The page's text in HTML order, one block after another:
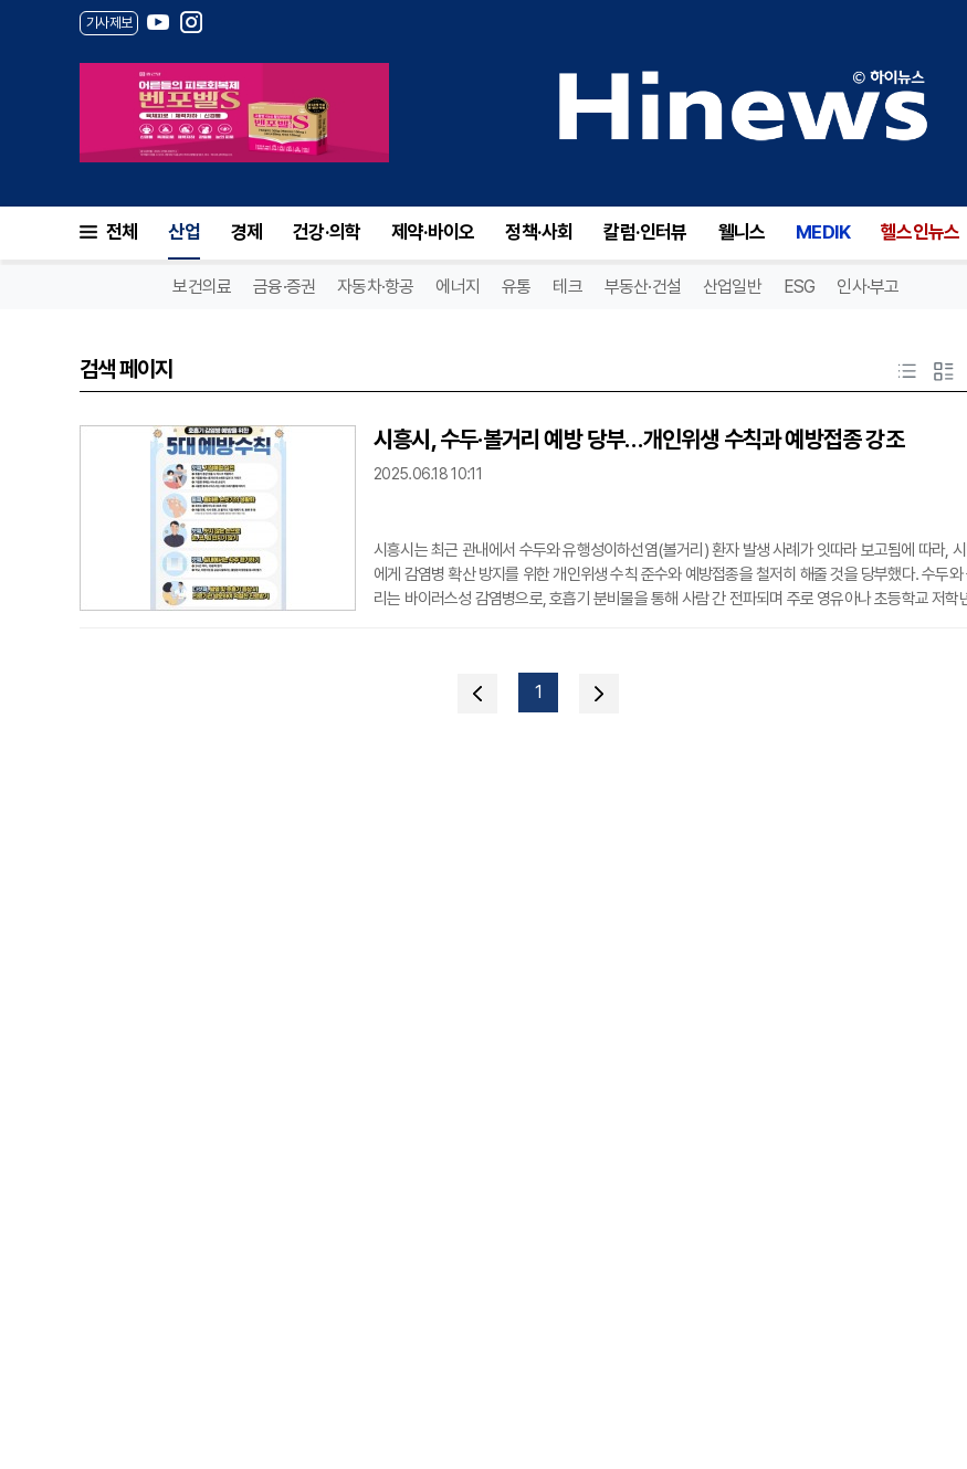
기사제보
전체 산업 경제 건강·의학 제약·바이오 정책·사회 칼럼·인터뷰 웰니스 MEDIK 헬스인뉴스
보건의료 금융·증권 자동차·항공 에너지 유통 테크 부동산·건설 산업일반 ESG 인사·부고
검색 페이지
시흥시, 수두·볼거리 예방 당부…개인위생 수칙과 예방접종 강조
2025.06.18 10:11
시흥시는 최근 관내에서 수두와 유행성이하선염(볼거리) 환자 발생 사례가 잇따라 보고됨에 따라,
에게 감염병 확산 방지를 위한 개인위생 수칙 준수와 예방접종을 철저히 해줄 것을 당부했다. 수두와
리는 바이러스성 감염병으로, 호흡기 분비물을 통해 사람 간 전파되며 주로 영유아나 초등학교 저학
마스크 착용 등 기본적인 위생 수칙을 실천하는 것이 중요하다. 또한 발열, 발진, 침샘 부기 등 감염 의
1